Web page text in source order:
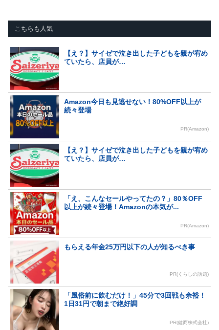
こちらも人気
【え？】サイゼで泣き出した子どもを親が宥め
ていたら、店員が…
Amazon今日も見逃せない！80%OFF以上が
続々登場
PR(Amazon)
【え？】サイゼで泣き出した子どもを親が宥め
ていたら、店員が…
「え、こんなセールやってたの？」80％OFF
以上が続々登場！Amazonの本気が...
PR(Amazon)
もらえる年金25万円以下の人が知るべき事
PR(くらしの話題)
「風俗前に飲むだけ！」45分で3回戦も余裕！
1日31円で朝まで絶好調
PR(健商株式会社)